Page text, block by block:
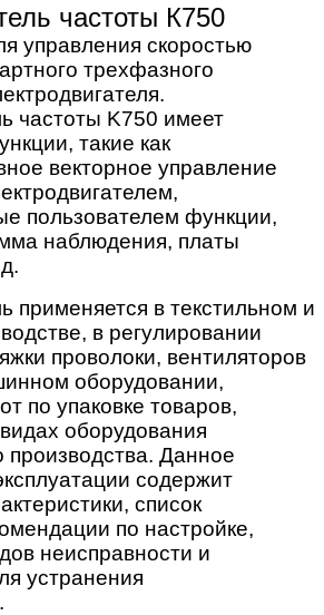
частоты К750
управления скоростью
трехфазного
частоты K750 имеет
такие как
векторное управление
пользователем функции,
наблюдения, платы
применяется в текстильном и
в регулировании
проволоки, вентиляторов
оборудовании,
по упаковке товаров,
оборудования
производства. Данное
содержит
список
по настройке,
неисправности и
устранения